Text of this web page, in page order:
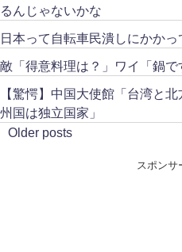
るんじゃないかな
日本って自転車民潰しにかかっ
敵「得意料理は？」ワイ「鍋で
【驚愕】中国大使館「台湾と
州国は独立国家」
Older posts
スポンサ